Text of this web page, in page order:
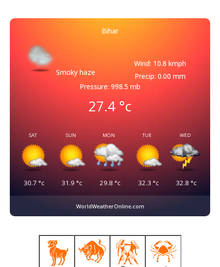
Bihar
Smoky haze
Wind: 10.8 kmph
Precip: 0.00 mm
Pressure: 998.5 mb
27.4 °c
SAT
30.7 °c
SUN
31.9 °c
MON
29.8 °c
TUE
32.3 °c
WED
32.8 °c
WorldWeatherOnline.com